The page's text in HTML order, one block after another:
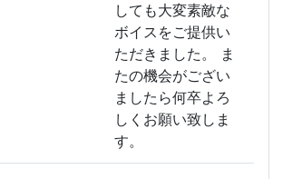
しても大変素敵な
ボイスをご提供い
ただきました。 ま
たの機会がござい
ましたら何卒よろ
しくお願い致しま
す。